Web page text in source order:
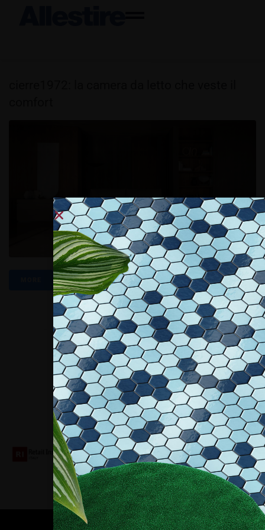
Collaboriamo con